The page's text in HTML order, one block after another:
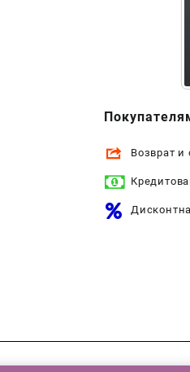
Возврат и